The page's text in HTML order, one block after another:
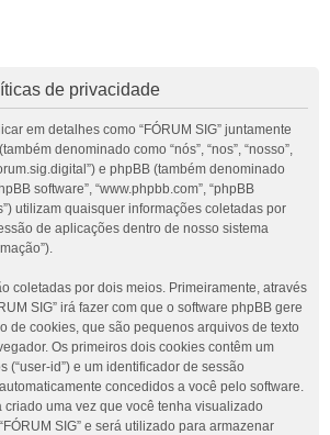
de privacidade
em detalhes como “FÓRUM SIG” juntamente
denominado como “nós”, “nos”, “nosso”,
e phpBB (também denominado
software”, “www.phpbb.com”, “phpBB
utilizam quaisquer informações coletadas por
de aplicações dentro de nosso sistema
coletadas por dois meios. Primeiramente, através
SIG” irá fazer com que o software phpBB gere
de cookies, que são pequenos arquivos de texto
Os primeiros dois cookies contêm um
(“user-id”) e um identificador de sessão
concedidos a você pelo software.
criado uma vez que você tenha visualizado
SIG” e será utilizado para armazenar